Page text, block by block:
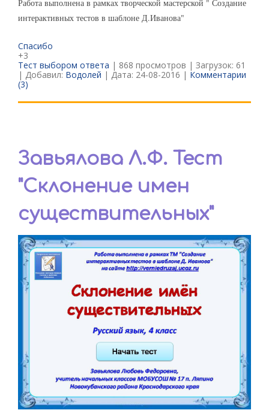
Работа выполнена в рамках творческой мастерской " Создание
интерактивных тестов в шаблоне Д.Иванова"
Спасибо
+3
Тест выбором ответа | 868 просмотров | Загрузок: 61
| Добавил: Водолей | Дата: 24-08-2016 | Комментарии
(3)
Завьялова Л.Ф. Тест
"Склонение имен
существительных"